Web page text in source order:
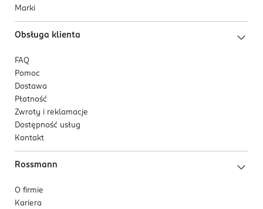
Marki
Obsługa klienta
FAQ
Pomoc
Dostawa
Płatność
Zwroty i reklamacje
Dostępność usług
Kontakt
Rossmann
O firmie
Kariera